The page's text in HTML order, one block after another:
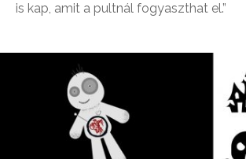
is kap, amit a pultnál fogyaszthat el.”